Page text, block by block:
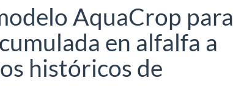
AquaCrop para
en alfalfa a
históricos de